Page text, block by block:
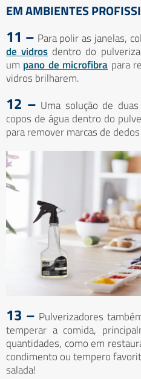
EM AMBIENTES
11 – Para polir as janelas,
de vidros dentro do
um pano de microfibra para
vidros brilharem.
12 – Uma solução de
copos de água dentro do
para remover marcas de
13 – Pulverizadores
temperar a comida,
quantidades, como em
condimento ou tempero
salada!